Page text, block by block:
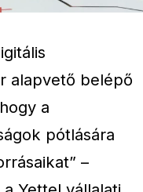
alapvető belépő
a
pótlására
–